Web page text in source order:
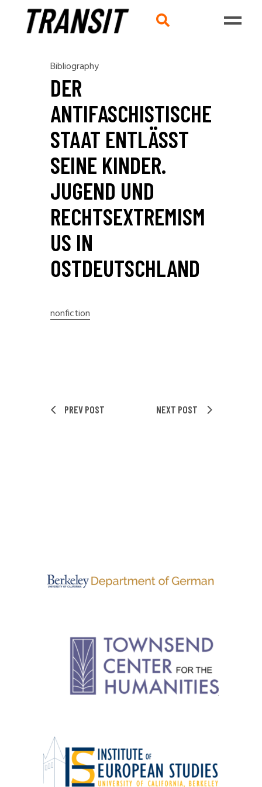
Bibliography
DER
ANTIFASCHISTISCHE
STAAT ENTLÄSST S
EINE KINDER. J
UGEND UND R
ECHTSEXTREMISMU
S IN O
STDEUTSCHLAND
nonfiction
PREV POST NEXT POST